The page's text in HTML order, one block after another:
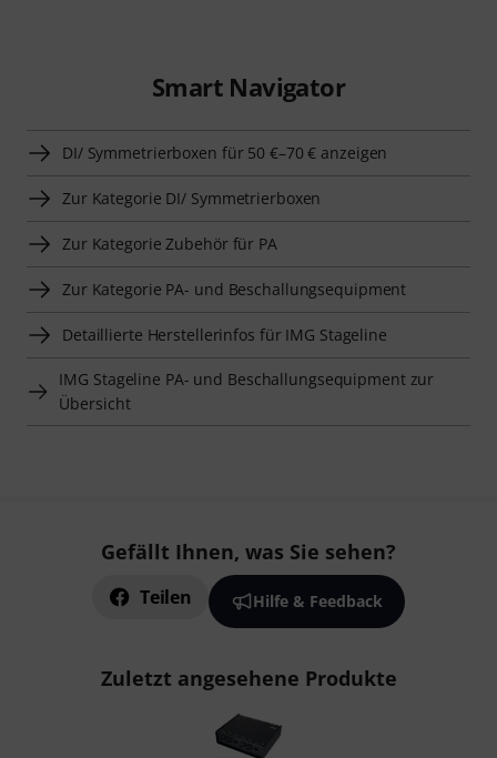
Smart Navigator
DI/ Symmetrierboxen für 50 €–70 € anzeigen
Zur Kategorie DI/ Symmetrierboxen
Zur Kategorie Zubehör für PA
Zur Kategorie PA- und Beschallungsequipment
Detaillierte Herstellerinfos für IMG Stageline
IMG Stageline PA- und Beschallungsequipment zur
Übersicht
Gefällt Ihnen, was Sie sehen?
Teilen Hilfe & Feedback
Zuletzt angesehene Produkte